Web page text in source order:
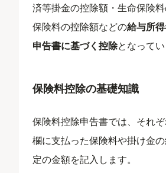
済等掛金の控除額・生命保険
保険料の控除額などの給与所
申告書に基づく控除となってい
保険料控除の基礎知識
保険料控除申告書では、それ
欄に支払った保険料や掛け金
定の金額を記入します。